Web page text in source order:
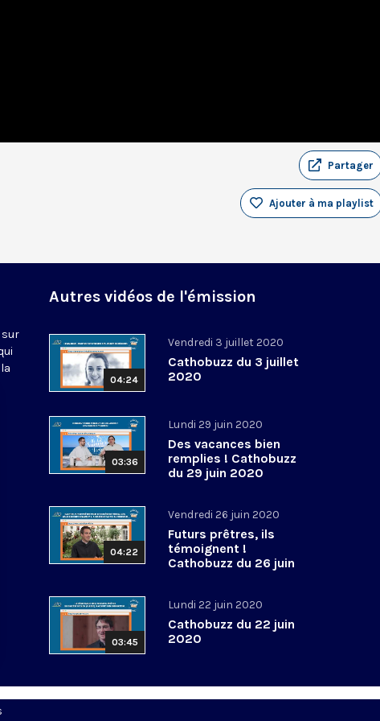
Partager
Ajouter à ma playlist
sur
Autres vidéos de l'émission
04:24
Vendredi 3 juillet 2020
Cathobuzz du 3 juillet
2020
03:36
Lundi 29 juin 2020
Des vacances bien
remplies ! Cathobuzz
du 29 juin 2020
04:22
Vendredi 26 juin 2020
Futurs prêtres, ils
témoignent !
Cathobuzz du 26 juin
03:45
Lundi 22 juin 2020
Cathobuzz du 22 juin
2020